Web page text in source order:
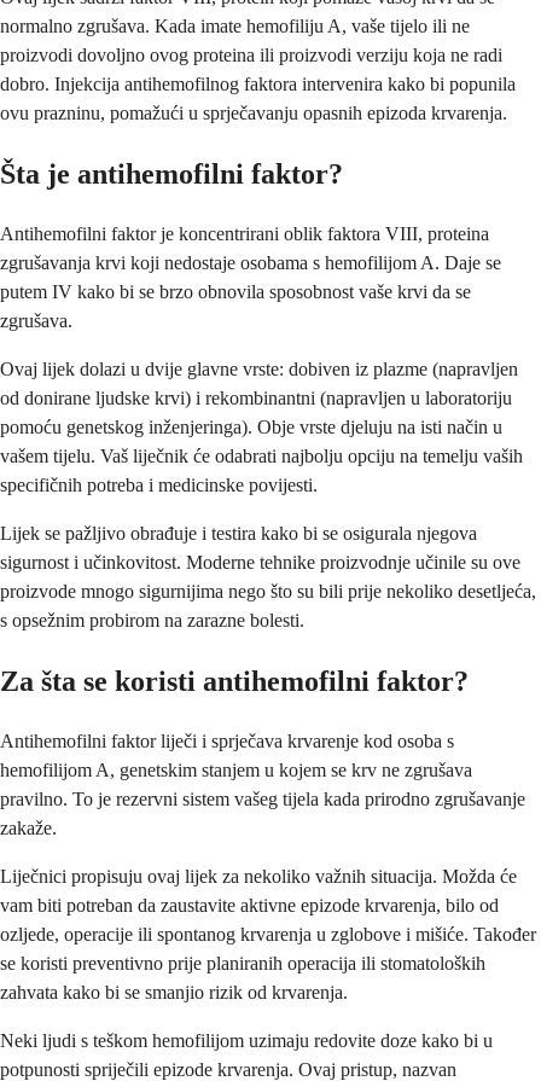
normalno zgrušava. Kada imate hemofiliju A, vaše tijelo ili ne
proizvodi dovoljno ovog proteina ili proizvodi verziju koja ne radi
dobro. Injekcija antihemofilnog faktora intervenira kako bi popunila
ovu prazninu, pomažući u sprječavanju opasnih epizoda krvarenja.
Šta je antihemofilni faktor?
Antihemofilni faktor je koncentrirani oblik faktora VIII, proteina
zgrušavanja krvi koji nedostaje osobama s hemofilijom A. Daje se
putem IV kako bi se brzo obnovila sposobnost vaše krvi da se
zgrušava.
Ovaj lijek dolazi u dvije glavne vrste: dobiven iz plazme (napravljen
od donirane ljudske krvi) i rekombinantni (napravljen u laboratoriju
pomoću genetskog inženjeringa). Obje vrste djeluju na isti način u
vašem tijelu. Vaš liječnik će odabrati najbolju opciju na temelju vaših
specifičnih potreba i medicinske povijesti.
Lijek se pažljivo obrađuje i testira kako bi se osigurala njegova
sigurnost i učinkovitost. Moderne tehnike proizvodnje učinile su ove
proizvode mnogo sigurnijima nego što su bili prije nekoliko desetljeća,
s opsežnim probirom na zarazne bolesti.
Za šta se koristi antihemofilni faktor?
Antihemofilni faktor liječi i sprječava krvarenje kod osoba s
hemofilijom A, genetskim stanjem u kojem se krv ne zgrušava
pravilno. To je rezervni sistem vašeg tijela kada prirodno zgrušavanje
zakaže.
Liječnici propisuju ovaj lijek za nekoliko važnih situacija. Možda će
vam biti potreban da zaustavite aktivne epizode krvarenja, bilo od
ozljede, operacije ili spontanog krvarenja u zglobove i mišiće. Također
se koristi preventivno prije planiranih operacija ili stomatoloških
zahvata kako bi se smanjio rizik od krvarenja.
Neki ljudi s teškom hemofilijom uzimaju redovite doze kako bi u
potpunosti spriječili epizode krvarenja. Ovaj pristup, nazvan